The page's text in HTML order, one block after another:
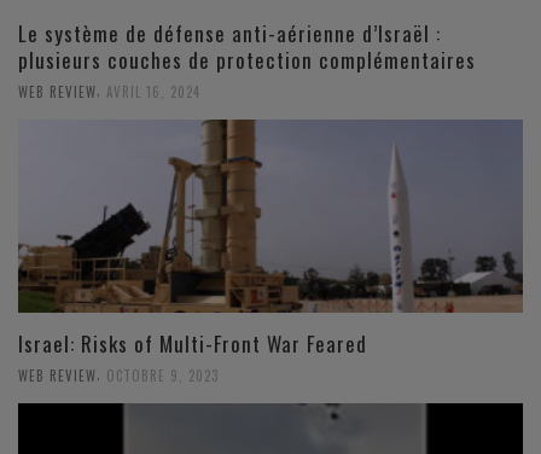
Le système de défense anti-aérienne d’Israël :
plusieurs couches de protection complémentaires
WEB REVIEW AVRIL 16, 2024
Israel: Risks of Multi-Front War Feared
WEB REVIEW OCTOBRE 9, 2023